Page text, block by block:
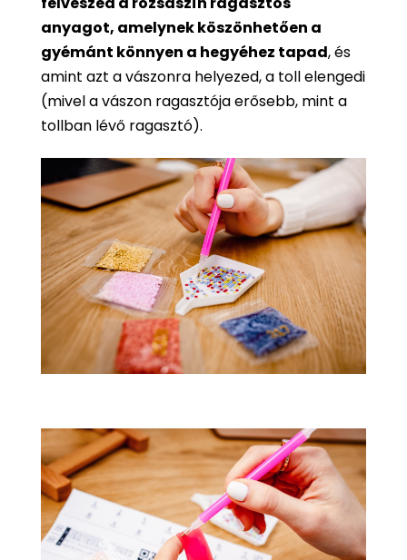
anyagot, amelynek köszönhetően a
gyémánt könnyen a hegyéhez tapad, és
amint azt a vászonra helyezed, a toll elengedi
(mivel a vászon ragasztója erősebb, mint a
tollban lévő ragasztó).